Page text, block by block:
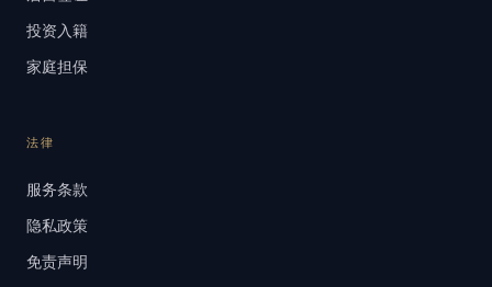
投资入籍
家庭担保
法律
服务条款
隐私政策
免责声明